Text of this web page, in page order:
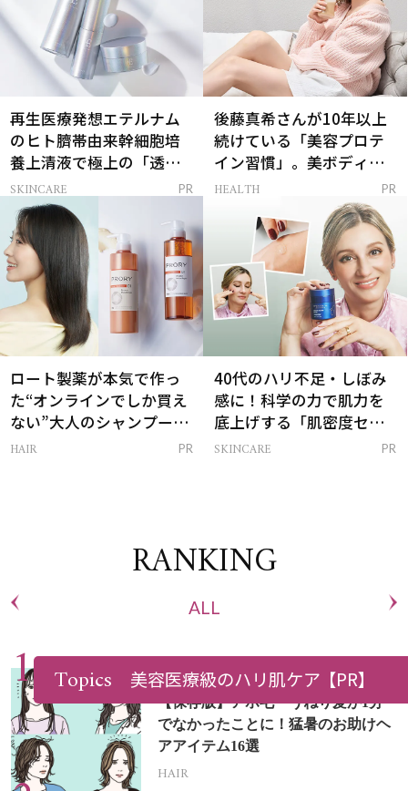
再生医療発想エテルナム
のヒト臍帯由来幹細胞培
養上清液で極上の「透明
感ハリ肌」へ
SKINCARE PR
後藤真希さんが10年以上
続けている「美容プロテ
イン習慣」。美ボディを
支える朝ルーティンと
HEALTH PR
ロート製薬が本気で作っ
た“オンラインでしか買え
ない”大人のシャンプー＆
トリートメントって？
HAIR PR
40代のハリ不足・しぼみ
感に！科学の力で肌力を
底上げする「肌密度セラ
ム」
SKINCARE PR
RANKING
ALL
【保存版】アホ毛・うねり髪が1分
でなかったことに！猛暑のお助けヘ
アアイテム16選
HAIR
Topics 美容医療級のハリ肌ケア【PR】